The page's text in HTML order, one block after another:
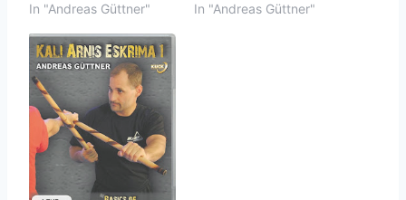
In "Andreas Güttner"
In "Andreas Güttner"